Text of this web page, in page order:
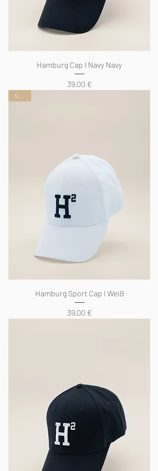
Hamburg Cap I Navy Navy
Preis
39,00 €
Hamburg Sport Cap I Weiß
Preis
39,00 €